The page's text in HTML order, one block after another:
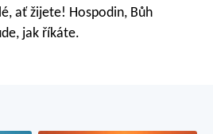
ať žijete! Hospodin, Bůh
jak říkáte.